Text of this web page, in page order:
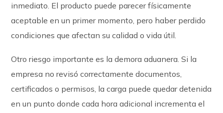
inmediato. El producto puede parecer físicamente
aceptable en un primer momento, pero haber perdido
condiciones que afectan su calidad o vida útil.
Otro riesgo importante es la demora aduanera. Si la
empresa no revisó correctamente documentos,
certificados o permisos, la carga puede quedar detenida
en un punto donde cada hora adicional incrementa el